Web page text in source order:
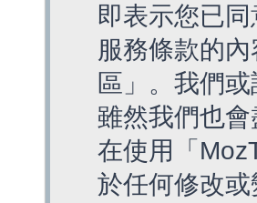
即表示您已
服務條款的
區」。我們
雖然我們也
在使用「
於任何修改